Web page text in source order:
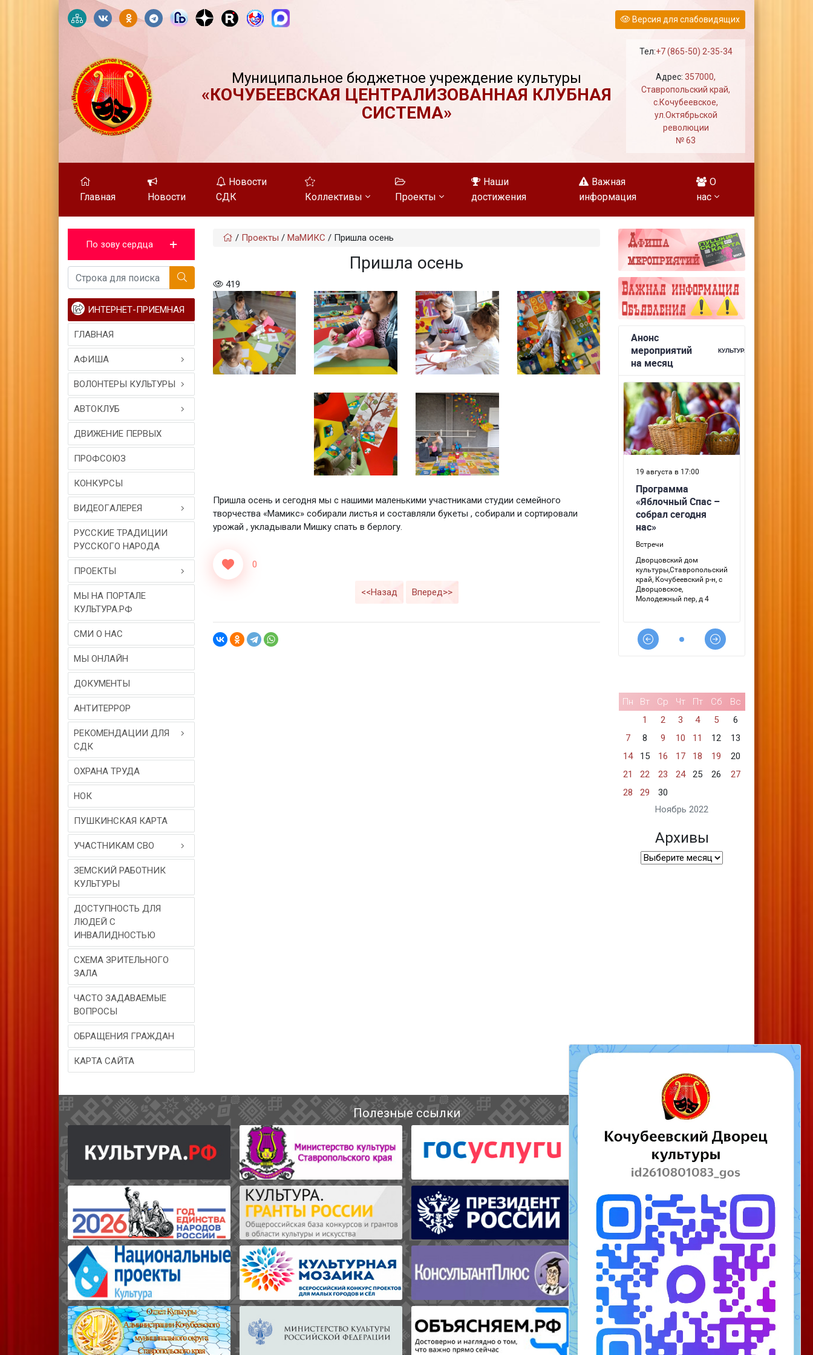
Версия для слабовидящих
Муниципальное бюджетное учреждение культуры
«КОЧУБЕЕВСКАЯ ЦЕНТРАЛИЗОВАННАЯ КЛУБНАЯ
СИСТЕМА»
Тел:+7 (865-50) 2-35-34
Адрес:357000,
Ставропольский край,
с.Кочубеевское,
ул.Октябрьской
революции
№ 63
Главная Новости
Новости
СДК
Коллективы Проекты
Наши
достижения
Важная
информация
О
нас
По зову сердца
ИНТЕРНЕТ-ПРИЕМНАЯ
ГЛАВНАЯ
АФИША
ВОЛОНТЕРЫ КУЛЬТУРЫ
АВТОКЛУБ
ДВИЖЕНИЕ ПЕРВЫХ
ПРОФСОЮЗ
КОНКУРСЫ
ВИДЕОГAЛЕРЕЯ
РУССКИЕ ТРАДИЦИИ
РУССКОГО НАРОДА
ПРОЕКТЫ
МЫ НА ПОРТАЛЕ
КУЛЬТУРА.РФ
СМИ О НАС
МЫ ОНЛАЙН
ДОКУМЕНТЫ
АНТИТЕРРОР
РЕКОМЕНДАЦИИ ДЛЯ
СДК
ОХРАНА ТРУДА
НОК
ПУШКИНСКАЯ КАРТА
УЧАСТНИКАМ СВО
ЗЕМСКИЙ РАБОТНИК
КУЛЬТУРЫ
ДОСТУПНОСТЬ ДЛЯ
ЛЮДЕЙ С
ИНВАЛИДНОСТЬЮ
СХЕМА ЗРИТЕЛЬНОГО
ЗАЛА
ЧАСТО ЗАДАВАЕМЫЕ
ВОПРОСЫ
ОБРАЩЕНИЯ ГРАЖДАН
КАРТА САЙТА
/ Проекты / МаМИКС / Пришла осень
Пришла осень
419
Пришла осень и сегодня мы с нашими маленькими участниками студии семейного
творчества «Мамикс» собирали листья и составляли букеты , собирали и сортировали
урожай , укладывали Мишку спать в берлогу.
0
<<Назад Вперед>>
Ноябрь 2022
Пн Вт Ср Чт Пт Сб
Вс
1
2 3 4 5
6
7
8 9 10 11 12
13
14
15 16 17 18 19
20
21
22 23 24 25 26
27
28
29 30
Архивы
Архивы
Полезные ссылки